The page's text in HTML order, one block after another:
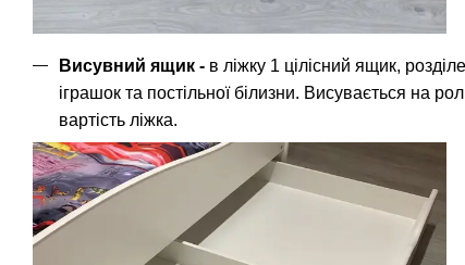
Висувний ящик - в ліжку 1 цілісний ящик,
іграшок та постільної білизни. Висувається на
вартість ліжка.